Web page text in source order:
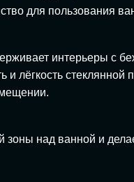
для пользования
интерьеры
лёгкость
над ванной и